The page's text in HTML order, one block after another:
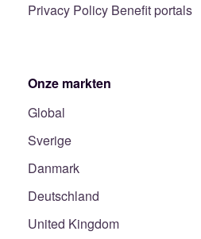
Privacy Policy Benefit portals
Onze markten
Global
Sverige
Danmark
Deutschland
United Kingdom